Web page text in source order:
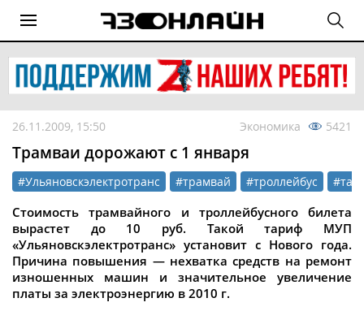
26.11.2009, 15:50 Экономика 5421
Трамваи дорожают с 1 января
#Ульяновскэлектротранс #трамвай #троллейбус
Стоимость трамвайного и троллейбусного билета
вырастет до 10 руб. Такой тариф МУП
«Ульяновскэлектротранс» установит с Нового года.
Причина повышения — нехватка средств на ремонт
изношенных машин и значительное увеличение
платы за электроэнергию в 2010 г.